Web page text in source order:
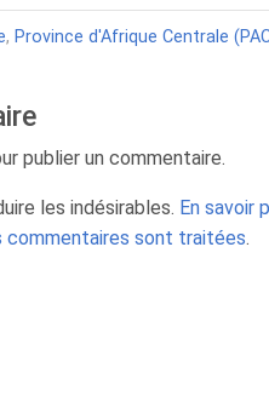
, Province d'Afrique Centrale
publier un commentaire.
les indésirables. En savoir
commentaires sont traitées.